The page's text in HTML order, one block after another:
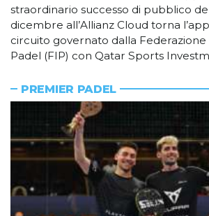
straordinario successo di pubblico
dicembre all’Allianz Cloud torna
circuito governato dalla
Padel (FIP) con Qatar Sports
PREMIER PADEL